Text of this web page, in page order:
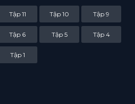
Tập 11 Tập 10 Tập 9
Tập 6 Tập 5 Tập 4
Tập 1